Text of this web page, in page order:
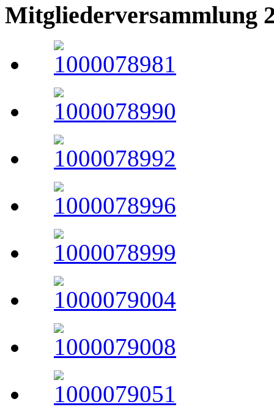
Mitgliederversammlung